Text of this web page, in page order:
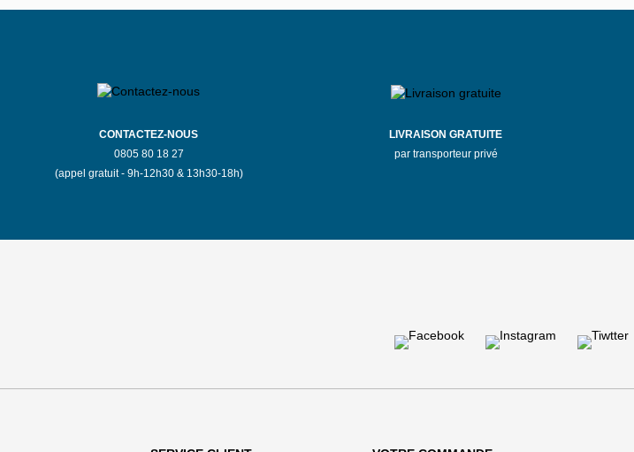
10:00 - 19:30
CONTACTEZ-NOUS
0805 80 18 27
(appel gratuit - 9h-12h30 & 13h30-18h)
LIVRAISON GRATUITE
par transporteur privé